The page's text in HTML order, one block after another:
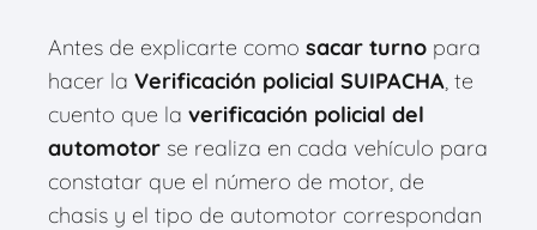
Antes de explicarte como sacar turno para
hacer la Verificación policial SUIPACHA, te
cuento que la verificación policial del
automotor se realiza en cada vehículo para
constatar que el número de motor, de
chasis y el tipo de automotor correspondan